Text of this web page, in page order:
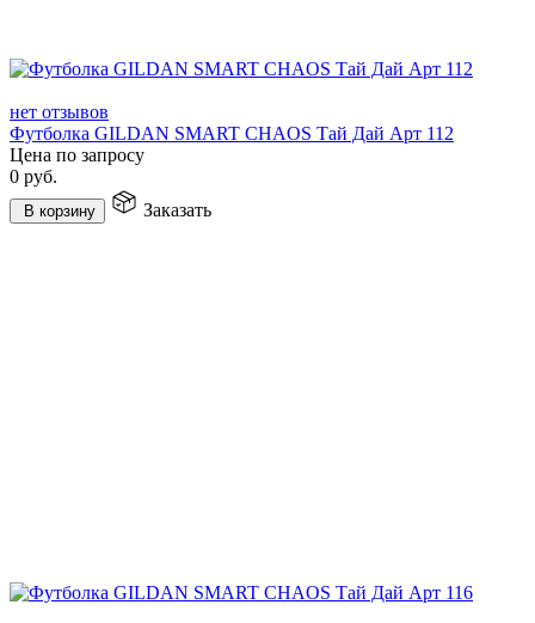
нет отзывов
Футболка GILDAN SMART CHAOS Тай Дай Арт 112
Цена по запросу
0 руб.
В корзину Заказать